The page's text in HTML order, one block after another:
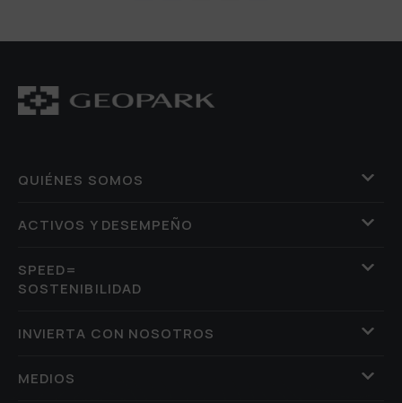
QUIÉNES SOMOS
ACTIVOS Y DESEMPEÑO
SPEED=
SOSTENIBILIDAD
INVIERTA CON NOSOTROS
MEDIOS